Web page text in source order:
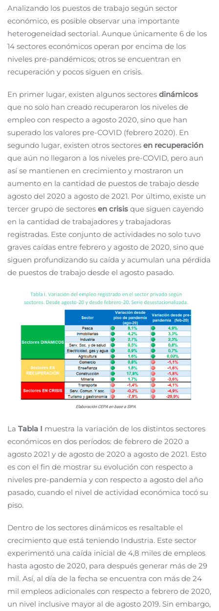
Analizando los puestos de trabajo según sector
económico, es posible observar una importante
heterogeneidad sectorial. Aunque únicamente 6 de los
14 sectores económicos operan por encima de los
niveles pre-pandémicos; otros se encuentran en
recuperación y pocos siguen en crisis.
En primer lugar, existen algunos sectores dinámicos
que no solo han creado recuperaron los niveles de
empleo con respecto a agosto 2020, sino que han
superado los valores pre-COVID (febrero 2020). En
segundo lugar, existen otros sectores en recuperación
que aún no llegaron a los niveles pre-COVID, pero aun
así se mantienen en crecimiento y mostraron un
aumento en la cantidad de puestos de trabajo desde
agosto del 2020 a agosto de 2021. Por último, existe un
tercer grupo de sectores en crisis que siguen cayendo
en la cantidad de trabajadores y trabajadoras
registradas. Este conjunto de actividades no solo tuvo
graves caídas entre febrero y agosto de 2020, sino que
siguen profundizando su caída y acumulan una pérdida
de puestos de trabajo desde el agosto pasado.
La Tabla I muestra la variación de los distintos sectores
económicos en dos períodos: de febrero de 2020 a
agosto 2021 y de agosto de 2020 a agosto de 2021. Esto
es con el fin de mostrar su evolución con respecto a
niveles pre-pandemia y con respecto a agosto del año
pasado, cuando el nivel de actividad económica tocó su
piso.
Dentro de los sectores dinámicos es resaltable el
crecimiento que está teniendo Industria. Este sector
experimentó una caída inicial de 4,8 miles de empleos
hasta agosto de 2020, para después generar más de 29
mil. Así, al día de la fecha se encuentra con más de 24
mil empleos adicionales con respecto a febrero de 2020,
un nivel inclusive mayor al de agosto 2019. Sin embargo,